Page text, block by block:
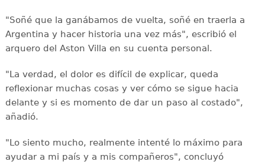
"Soñé que la ganábamos de vuelta, soñé en traerla a
Argentina y hacer historia una vez más", escribió el
arquero del Aston Villa en su cuenta personal.
"La verdad, el dolor es difícil de explicar, queda
reflexionar muchas cosas y ver cómo se sigue hacia
delante y si es momento de dar un paso al costado",
añadió.
"Lo siento mucho, realmente intenté lo máximo para
ayudar a mi país y a mis compañeros", concluyó